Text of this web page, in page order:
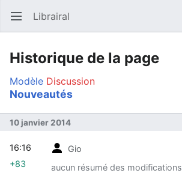
Ouvrir le menu principal Librairal
Historique de la page
Modèle Discussion
Nouveautés
10 janvier 2014
Gio
aucun résumé des modifications
16:16
+83